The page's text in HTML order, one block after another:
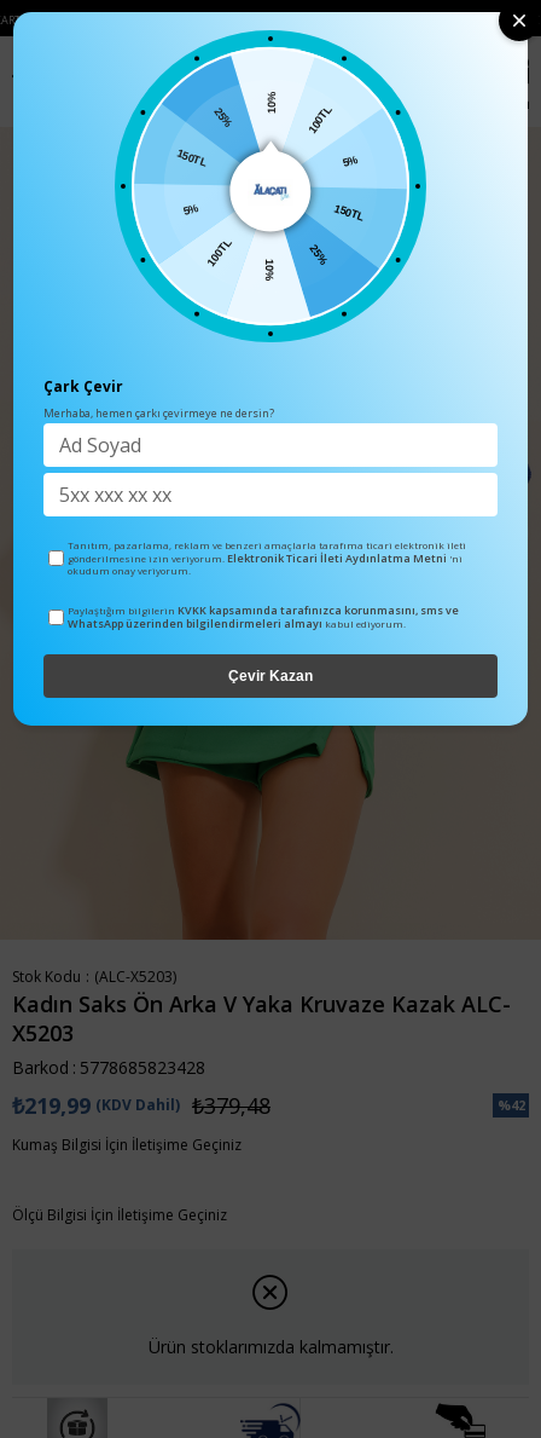
ÖDEMELERINIZDE 750₺ ÜZERI KARGO ÜCRETSIZ • 🛍️ YENI SEZON
TÜM ÜRÜNLER
Stok Kodu (ALC-X5203)
Kadın Saks Ön Arka V Yaka Kruvaze Kazak ALC-
X5203
Barkod : 5778685823428
%42
₺379,48
₺219,99 (KDV Dahil)
Kumaş Bilgisi İçin İletişime Geçiniz
Ölçü Bilgisi İçin İletişime Geçiniz
Ürün stoklarımızda kalmamıştır.
100TL
5%
25%
10%
100TL
25%
Çark Çevir
Merhaba, hemen çarkı çevirmeye ne dersin?
Tanıtım, pazarlama, reklam ve benzeri amaçlarla tarafıma ticari elektronik ileti
gönderilmesine izin veriyorum.Elektronik Ticari İleti Aydınlatma Metni 'ni
okudum onay veriyorum.
Paylaştığım bilgilerin KVKK kapsamında tarafınızca korunmasını, sms ve
WhatsApp üzerinden bilgilendirmeleri almayı kabul ediyorum.
Çevir Kazan